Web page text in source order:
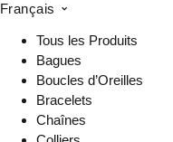
Français
Tous les Produits
Bagues
Boucles d’Oreilles
Bracelets
Chaînes